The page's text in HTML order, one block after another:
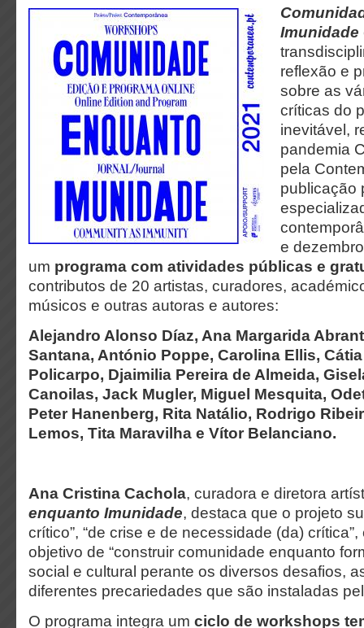
Imunidade
reflexão e
sobre as
críticas do
inevitável,
pandemia
pela
publicação
e
um programa com atividades públicas e
contributos de 20 artistas, curadores,
músicos e outras autoras e autores:
Alejandro Alonso Díaz, Ana Margarida
Santana, António Poppe, Carolina Ellis,
Policarpo, Djaimilia Pereira de Almeida,
Canoilas, Jack Mugler, Miguel Mesquita,
Peter Hanenberg, Rita Natálio, Rodrigo
Lemos, Tita Maravilha e Vítor Belanciano.
Ana Cristina Cachola, curadora e diretora
enquanto Imunidade, destaca que o projeto
crítico”, “de crise e de necessidade (da)
objetivo de “construir comunidade enquanto
social e cultural perante os diversos desafios,
diferentes precariedades que são instaladas
O programa integra um ciclo de workshops